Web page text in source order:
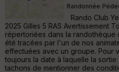
Randonnée
Rando Club
2025 Gilles 5 RAS Avertissement
répertoriées dans la randothèque
été tracées par l'un de nos
effectuées avec un groupe. Pour
toujours la date à laquelle la
tachons de mentionner des